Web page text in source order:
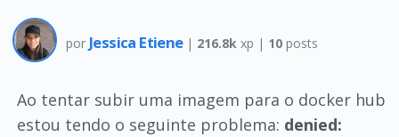
por Jessica Etiene | 216.8k xp | 10posts
Ao tentar subir uma imagem para o docker hub
estou tendo o seguinte problema: denied: